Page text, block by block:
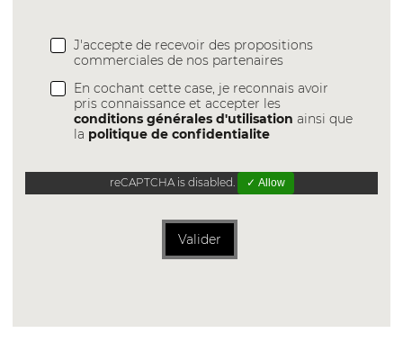
J'accepte de recevoir des propositions
commerciales de nos partenaires
En cochant cette case, je reconnais avoir
pris connaissance et accepter les
conditions générales d'utilisation ainsi que
la politique de confidentialite
reCAPTCHA is disabled. ✓ Allow
Valider